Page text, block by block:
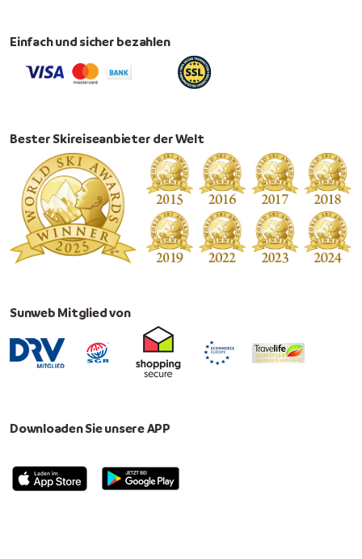
Einfach und sicher bezahlen
Bester Skireiseanbieter der Welt
Sunweb Mitglied von
Downloaden Sie unsere APP